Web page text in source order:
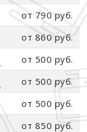
от 790 руб.
от 860 руб.
от 500 руб.
от 500 руб.
от 500 руб.
от 850 руб.